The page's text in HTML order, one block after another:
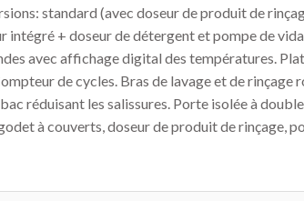
standard (avec doseur de produit de
intégré + doseur de détergent et pompe de
avec affichage digital des températures.
de cycles. Bras de lavage et de
réduisant les salissures. Porte isolée à
à couverts, doseur de produit de rinçage,